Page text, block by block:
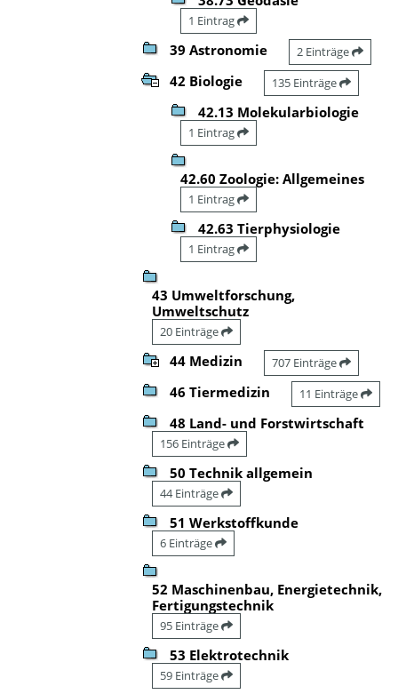
1 Eintrag
39 Astronomie 2 Einträge
42 Biologie 135 Einträge
42.13 Molekularbiologie
1 Eintrag
42.60 Zoologie: Allgemeines
1 Eintrag
42.63 Tierphysiologie
1 Eintrag
43 Umweltforschung,
Umweltschutz
20 Einträge
44 Medizin 707 Einträge
46 Tiermedizin 11 Einträge
48 Land- und Forstwirtschaft
156 Einträge
50 Technik allgemein
44 Einträge
51 Werkstoffkunde
6 Einträge
52 Maschinenbau, Energietechnik,
Fertigungstechnik
95 Einträge
53 Elektrotechnik
59 Einträge